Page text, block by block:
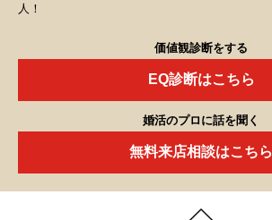
人！
価値観診断をする
EQ診断はこちら
婚活のプロに話を聞く
無料来店相談はこちら